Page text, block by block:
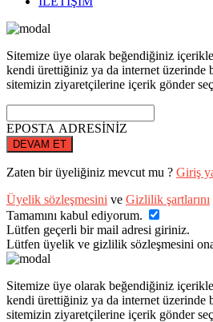
Sitemize üye olarak beğendiğiniz
kendi ürettiğiniz ya da internet üzerinde
sitemizin ziyaretçilerine içerik gönder
EPOSTA ADRESİNİZ
DEVAM ET
Zaten bir üyeliğiniz mevcut mu ? Giriş
Üyelik sözleşmesini ve Gizlilik şartlarını
Tamamını kabul ediyorum.
Lütfen geçerli bir mail adresi giriniz.
Lütfen üyelik ve gizlilik sözleşmesini
Sitemize üye olarak beğendiğiniz
kendi ürettiğiniz ya da internet üzerinde
sitemizin ziyaretçilerine içerik gönder